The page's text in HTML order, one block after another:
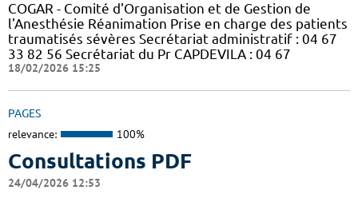
COGAR - Comité d'Organisation et de Gestion de
l'Anesthésie Réanimation Prise en charge des patients
traumatisés sévères Secrétariat administratif : 04 67
33 82 56 Secrétariat du Pr CAPDEVILA : 04 67
18/02/2026 15:25
PAGES
relevance: 100%
Consultations PDF
24/04/2026 12:53